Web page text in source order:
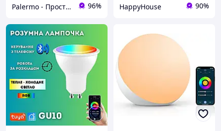
Palermo - Прості технологічні рішення для вашого дому 96% HappyHouse 90%